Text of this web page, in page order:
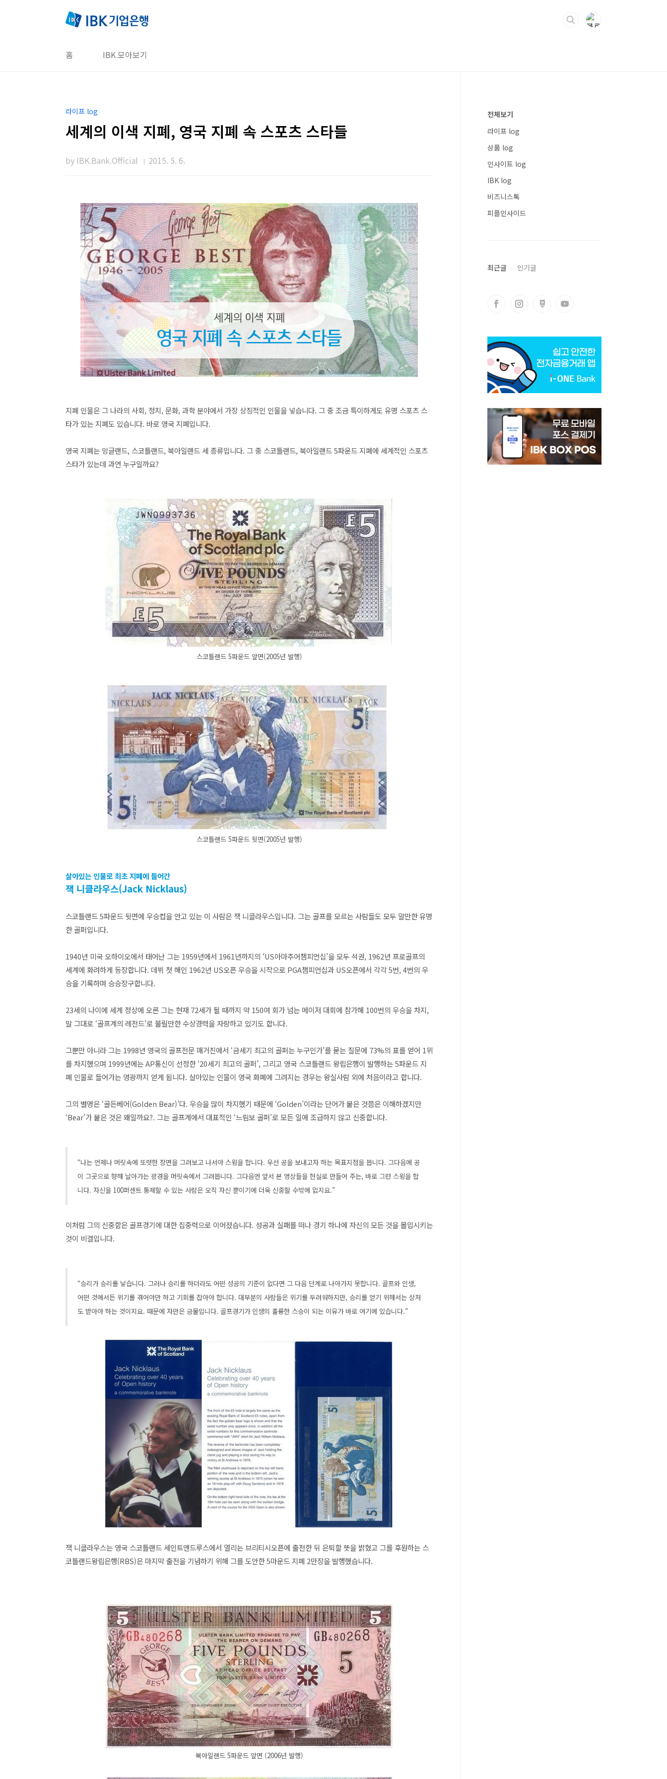
홈 IBK 모아보기
라이프 log
세계의 이색 지폐, 영국 지폐 속 스포츠 스타들
by IBK.Bank.Official 2015. 5. 6.
지폐 인물은 그 나라의 사회, 정치, 문화, 과학 분야에서 가장 상징적인 인물을 넣습니다. 그 중 조금 특이하게도유명 스포츠 스
타가 있는 지폐도 있습니다. 바로 영국 지폐입니다.
영국 지폐는 잉글랜드, 스코틀랜드, 북아일랜드 세 종류입니다. 그 중 스코틀랜드, 북아일랜드 5파운드 지폐에 세계적인 스포츠
스타가 있는데 과연 누구일까요?
스코틀랜드5파운드 앞면(2005년 발행)
스코틀랜드 5파운드 뒷면(2005년 발행)
살아있는 인물로 최초 지폐에 들어간
잭 니클라우스(Jack Nicklaus)
스코틀랜드 5파운드 뒷면에 우승컵을 안고 있는 이 사람은 잭 니클라우스입니다. 그는 골프를 모르는 사람들도 모두 알만한 유명
한 골퍼입니다.
1940년 미국 오하이오에서 태어난 그는 1959년에서 1961년까지의 ‘US아마추어챔피언십’을 모두 석권, 1962년 프로골프의
세계에 화려하게 등장합니다. 데뷔 첫 해인 1962년 US오픈 우승을 시작으로 PGA챔피언십과 US오픈에서 각각 5번, 4번의 우
승을 기록하며 승승장구합니다.
23세의 나이에 세계 정상에 오른 그는 현재 72세가 될 때까지 약 150여 회가 넘는 메이저 대회에 참가해 100번의 우승을 차지,
말 그대로 ‘골프계의 레전드’로 불릴만한 수상경력을 자랑하고 있기도 합니다.
그뿐만 아니라 그는 1998년 영국의 골프전문 매거진에서 ‘금세기 최고의 골퍼는 누구인가’를 묻는 질문에 73%의 표를 얻어 1위
를 차지했으며 1999년에는 AP통신이 선정한 ‘20세기 최고의 골퍼’, 그리고 영국 스코틀랜드 왕립은행이 발행하는 5파운드 지
폐 인물로 들어가는 영광까지 얻게 됩니다. 살아있는 인물이 영국 화폐에 그려지는 경우는 왕실사람 외에 처음이라고 합니다.
그의 별명은 ‘골든베어(Golden Bear)’다. 우승을 많이 차지했기 때문에 ‘Golden’이라는 단어가 붙은 것쯤은 이해하겠지만
‘Bear’가 붙은 것은 왜일까요?. 그는 골프계에서 대표적인 ‘느림보 골퍼’로 모든 일에 조급하지 않고 신중합니다.
“나는 언제나 머릿속에 또렷한 장면을 그려보고 나서야 스윙을 합니다. 우선 공을 보내고자 하는 목표지점을 봅니다. 그다음에 공
이 그곳으로 향해 날아가는 광경을 머릿속에서 그려봅니다. 그다음엔 앞서 본 영상들을 현실로 만들어 주는, 바로 그런 스윙을 합
니다. 자신을 100퍼센트 통제할 수 있는 사람은 오직 자신 뿐이기에 더욱 신중할 수밖에 없지요.”
이처럼 그의 신중함은 골프경기에 대한 집중력으로 이어졌습니다. 성공과 실패를 떠나 경기 하나에 자신의 모든 것을 몰입시키는
것이 비결입니다.
“승리가 승리를 낳습니다. 그러나 승리를 하더라도 어떤 성공의 기준이 없다면 그 다음 단계로 나아가지 못합니다. 골프와 인생,
어떤 것에서든 위기를 겪어야만 하고 기회를 잡아야 합니다. 대부분의 사람들은 위기를 두려워하지만, 승리를 얻기 위해서는 상처
도 받아야 하는 것이지요. 때문에 자만은 금물입니다. 골프경기가 인생의 훌륭한 스승이 되는 이유가 바로 여기에 있습니다.”
잭 니클라우스는 영국 스코틀랜드 세인트앤드루스에서 열리는 브리티시오픈에 출전한 뒤 은퇴할 뜻을 밝혔고 그를 후원하는 스
코틀랜드왕립은행(RBS)은 마지막 출전을 기념하기 위해 그를 도안한 5마운드 지폐 2만장을 발행했습니다.
북아일랜드 5파운드 앞면 (2006년 발행)
전체보기
라이프 log
상품 log
인사이트 log
IBK log
비즈니스톡
피플인사이드
최근글 인기글